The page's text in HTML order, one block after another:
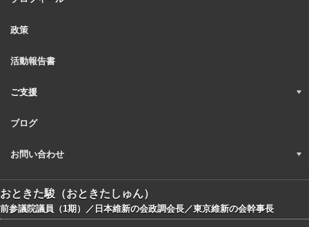
政策
活動報告書
ご支援
ブログ
お問い合わせ
おときた駿（おときたしゅん）
前参議院議員（1期）／日本維新の会政調会長／東京維新の会幹事長